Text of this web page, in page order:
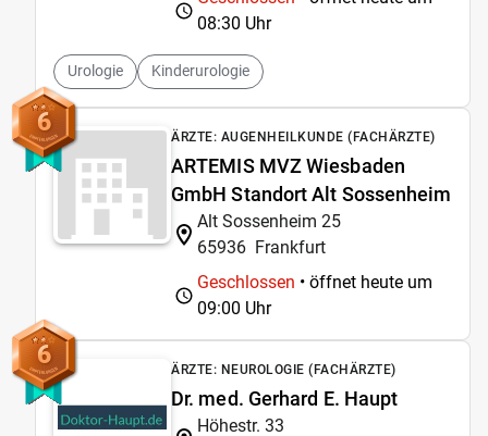
08:30 Uhr
Urologie Kinderurologie
6 ÄRZTE: AUGENHEILKUNDE (FACHÄRZTE)
ARTEMIS MVZ Wiesbaden
GmbH Standort Alt Sossenheim
Alt Sossenheim 25
65936 Frankfurt
Geschlossen • öffnet heute um
09:00 Uhr
6 ÄRZTE: NEUROLOGIE (FACHÄRZTE)
Dr. med. Gerhard E. Haupt
Höhestr. 33